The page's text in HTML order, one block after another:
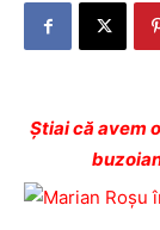
Ştiai că avem